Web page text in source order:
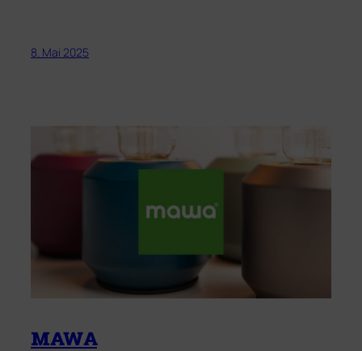
8. Mai 2025
mawa